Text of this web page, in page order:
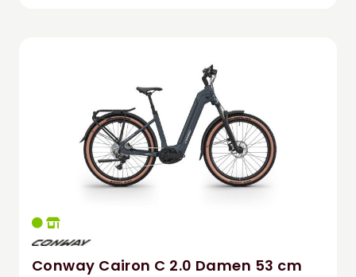
Conway Cairon C 2.0 Damen 53 cm